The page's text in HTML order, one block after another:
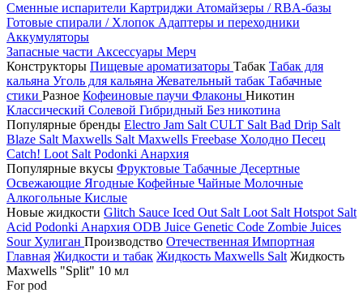
Сменные испарители Картриджи Атомайзеры / RBA-базы
Готовые спирали / Хлопок Адаптеры и переходники
Аккумуляторы
Запасные части Аксессуары Мерч
Конструкторы Пищевые ароматизаторы Табак Табак для
кальяна Уголь для кальяна Жевательный табак Табачные
стики Разное Кофеиновые паучи Флаконы Никотин
Классический Солевой Гибридный Без никотина
Популярные бренды Electro Jam Salt CULT Salt Bad Drip Salt
Blaze Salt Maxwells Salt Maxwells Freebase Холодно Песец
Catch! Loot Salt Podonki Анархия
Популярные вкусы Фруктовые Табачные Десертные
Освежающие Ягодные Кофейные Чайные Молочные
Алкогольные Кислые
Новые жидкости Glitch Sauce Iced Out Salt Loot Salt Hotspot Salt
Acid Podonki Анархия ODB Juice Genetic Code Zombie Juices
Sour Хулиган Производство Отечественная Импортная
Главная Жидкости и табак Жидкость Maxwells Salt Жидкость
Maxwells "Split" 10 мл
For pod